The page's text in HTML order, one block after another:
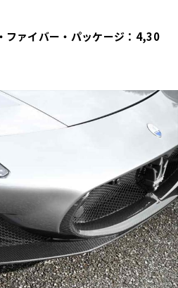
ファイバー・パッケージ：4,30